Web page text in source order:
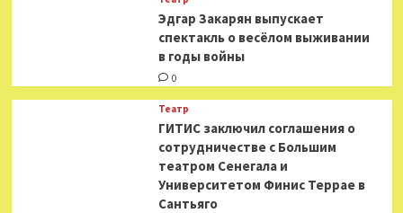
Эдгар Закарян выпускает
спектакль о весёлом выживании
в годы войны
0
Театр
ГИТИС заключил соглашения о
сотрудничестве с Большим
театром Сенегала и
Университетом Финис Террае в
Сантьяго